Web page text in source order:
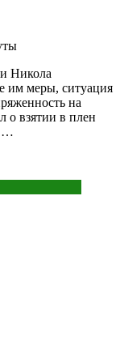
Никола
им меры, ситуация
на
о взятии в плен
…